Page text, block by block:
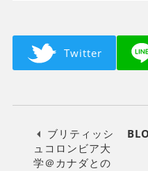
Twitter
ブリティッシ
ュコロンビア大
学＠カナダとの